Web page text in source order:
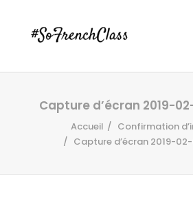
Capture d’écran 2019-
Accueil
Confirmation
Capture d’écran 2019-02-